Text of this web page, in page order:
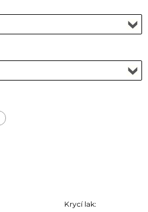
Krycí lak: